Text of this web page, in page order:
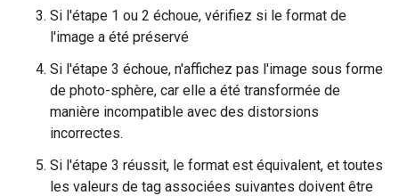
Si l'étape 1 ou 2 échoue, vérifiez si le format de
l'image a été préservé
Si l'étape 3 échoue, n'affichez pas l'image sous forme
de photo-sphère, car elle a été transformée de
manière incompatible avec des distorsions
incorrectes.
Si l'étape 3 réussit, le format est équivalent, et toutes
les valeurs de tag associées suivantes doivent être